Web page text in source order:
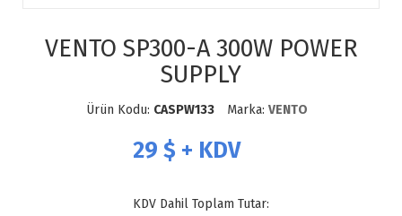
VENTO SP300-A 300W POWER
SUPPLY
Ürün Kodu: CASPW133 Marka: VENTO
29 $ + KDV
KDV Dahil Toplam Tutar: